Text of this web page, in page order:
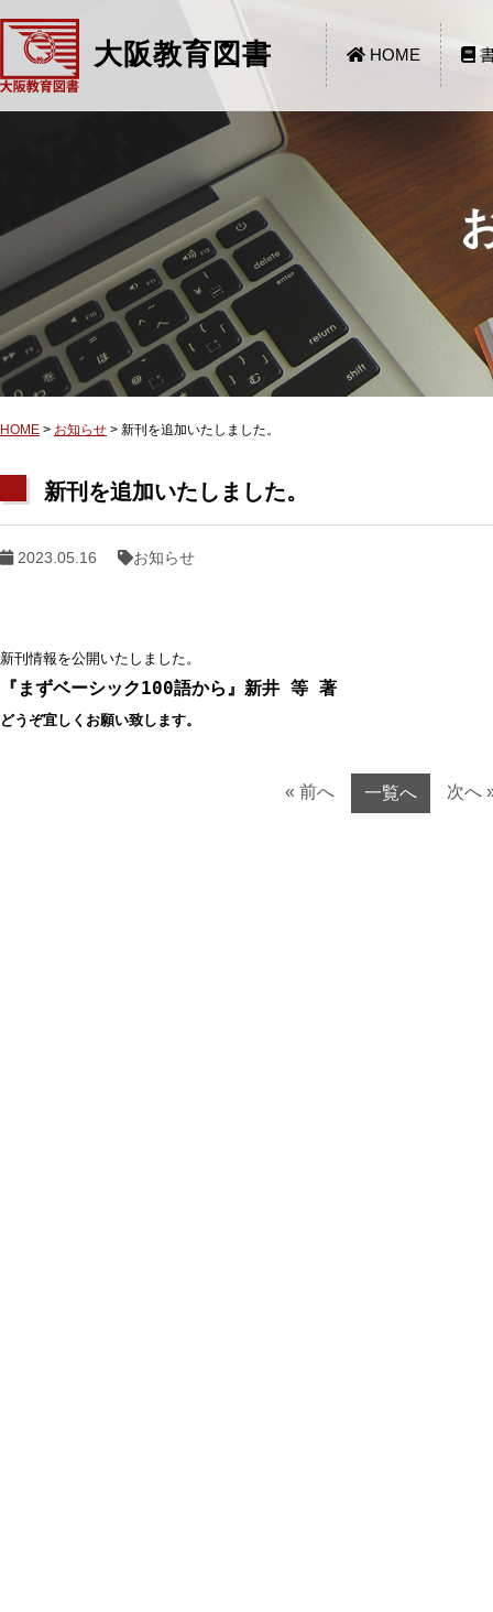
大阪教育図書 HOME
HOME > お知らせ > 新刊を追加いたしました。
新刊を追加いたしました。
2023.05.16 お知らせ
どうぞ宜しくお願い致します。
« 前へ 一覧へ 次へ